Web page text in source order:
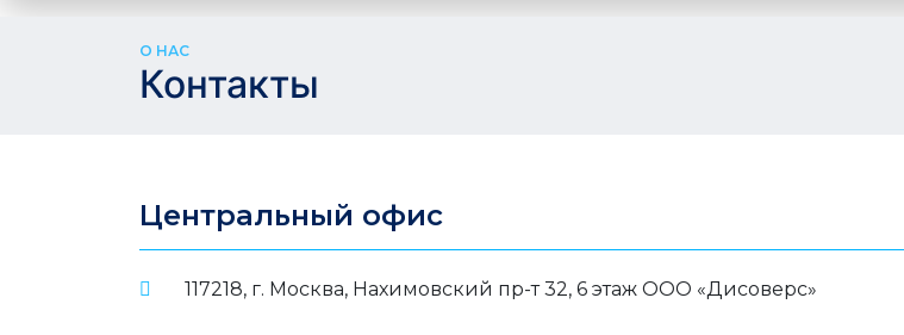
О НАС
Контакты
Центральный офис
117218, г. Москва, Нахимовский пр-т 32, 6 этаж ООО «Дисоверс»